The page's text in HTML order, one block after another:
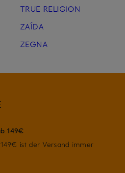
TRUE RELIGION
ZAÍDA
ZEGNA
149€
ist der Versand immer